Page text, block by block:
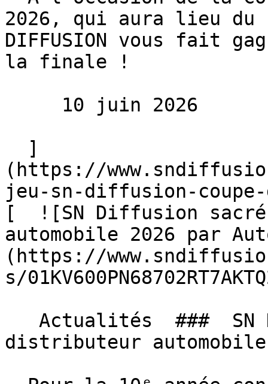
2026, qui aura lieu
DIFFUSION vous fait
la finale !
(https://
jeu-sn-diffusion-coupe-
[  ![SN Diffusion
automobile 2026 par
(https://
s/
distributeur